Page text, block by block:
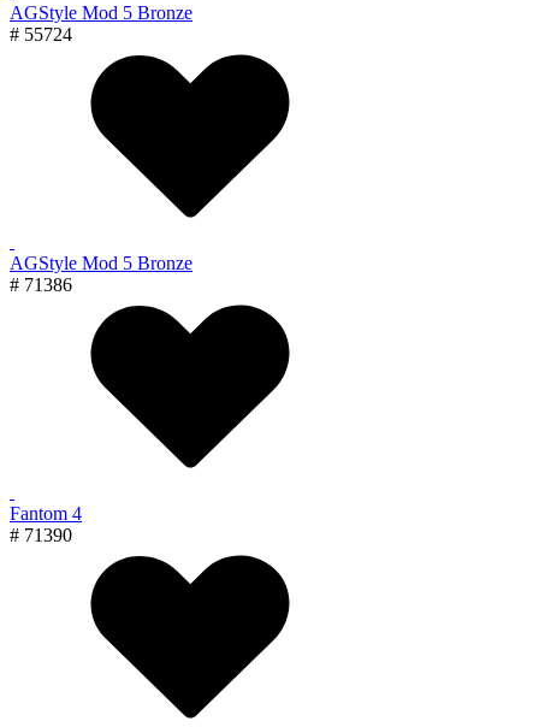
AGStyle Mod 5 Bronze
# 55724
AGStyle Mod 5 Bronze
# 71386
Fantom 4
# 71390